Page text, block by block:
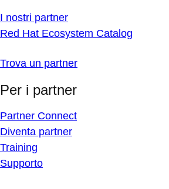
I nostri partner
Red Hat Ecosystem Catalog
Trova un partner
Per i partner
Partner Connect
Diventa partner
Training
Supporto